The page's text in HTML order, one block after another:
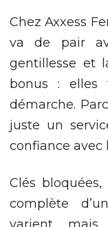
Chez Axxess
va de pair
gentillesse et
bonus : elles
démarche.
juste un
confiance avec
Clés
complète